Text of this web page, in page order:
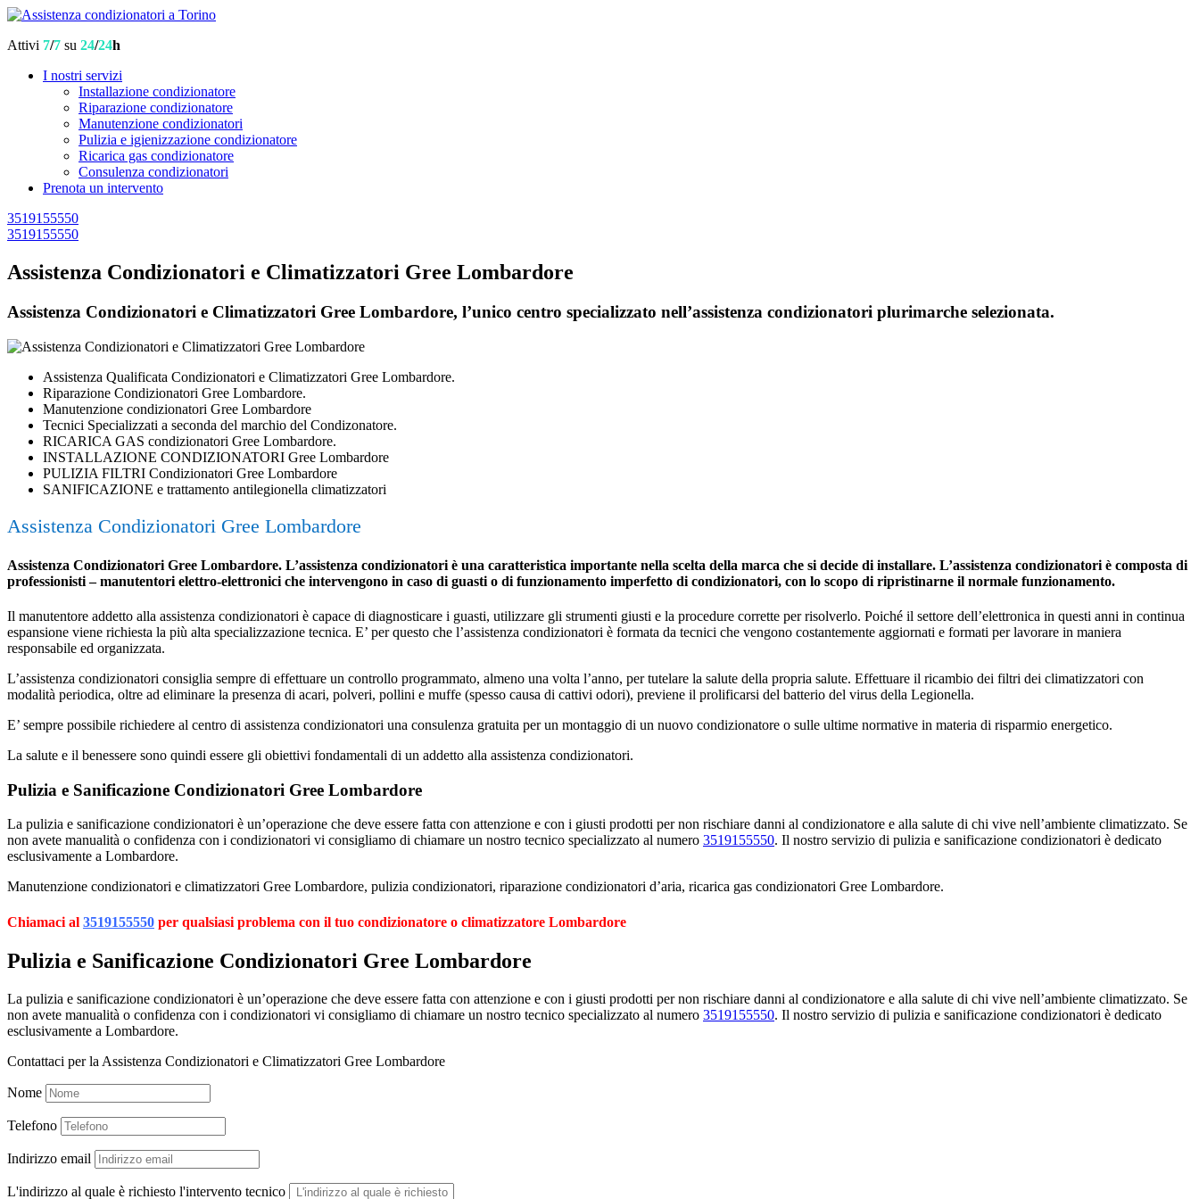
Attivi 7/7 su 24/24h
I nostri servizi
Installazione condizionatore
Riparazione condizionatore
Manutenzione condizionatori
Pulizia e igienizzazione condizionatore
Ricarica gas condizionatore
Consulenza condizionatori
Prenota un intervento
3519155550
3519155550
Assistenza Condizionatori e Climatizzatori Gree Lombardore
Assistenza Condizionatori e Climatizzatori Gree Lombardore, l’unico centro specializzato nell’assistenza condizionatori plurimarche selezionata.
Assistenza Qualificata Condizionatori e Climatizzatori Gree Lombardore.
Riparazione Condizionatori Gree Lombardore.
Manutenzione condizionatori Gree Lombardore
Tecnici Specializzati a seconda del marchio del Condizonatore.
RICARICA GAS condizionatori Gree Lombardore.
INSTALLAZIONE CONDIZIONATORI Gree Lombardore
PULIZIA FILTRI Condizionatori Gree Lombardore
SANIFICAZIONE e trattamento antilegionella climatizzatori
Assistenza Condizionatori Gree Lombardore
Assistenza Condizionatori Gree Lombardore. L’assistenza condizionatori è una caratteristica importante nella scelta della marca che si decide di installare. L’assistenza condizionatori è composta di
professionisti – manutentori elettro-elettronici che intervengono in caso di guasti o di funzionamento imperfetto di condizionatori, con lo scopo di ripristinarne il normale funzionamento.
Il manutentore addetto alla assistenza condizionatori è capace di diagnosticare i guasti, utilizzare gli strumenti giusti e la procedure corrette per risolverlo. Poiché il settore dell’elettronica in questi anni in continua
espansione viene richiesta la più alta specializzazione tecnica. E’ per questo che l’assistenza condizionatori è formata da tecnici che vengono costantemente aggiornati e formati per lavorare in maniera
responsabile ed organizzata.
L’assistenza condizionatori consiglia sempre di effettuare un controllo programmato, almeno una volta l’anno, per tutelare la salute della propria salute. Effettuare il ricambio dei filtri dei climatizzatori con
modalità periodica, oltre ad eliminare la presenza di acari, polveri, pollini e muffe (spesso causa di cattivi odori), previene il prolificarsi del batterio del virus della Legionella.
E’ sempre possibile richiedere al centro di assistenza condizionatori una consulenza gratuita per un montaggio di un nuovo condizionatore o sulle ultime normative in materia di risparmio energetico.
La salute e il benessere sono quindi essere gli obiettivi fondamentali di un addetto alla assistenza condizionatori.
Pulizia e Sanificazione Condizionatori Gree Lombardore
La pulizia e sanificazione condizionatori è un’operazione che deve essere fatta con attenzione e con i giusti prodotti per non rischiare danni al condizionatore e alla salute di chi vive nell’ambiente climatizzato. Se
non avete manualità o confidenza con i condizionatori vi consigliamo di chiamare un nostro tecnico specializzato al numero 3519155550. Il nostro servizio di pulizia e sanificazione condizionatori è dedicato
esclusivamente a Lombardore.
Manutenzione condizionatori e climatizzatori Gree Lombardore, pulizia condizionatori, riparazione condizionatori d’aria, ricarica gas condizionatori Gree Lombardore.
Chiamaci al 3519155550 per qualsiasi problema con il tuo condizionatore o climatizzatore Lombardore
Pulizia e Sanificazione Condizionatori Gree Lombardore
La pulizia e sanificazione condizionatori è un’operazione che deve essere fatta con attenzione e con i giusti prodotti per non rischiare danni al condizionatore e alla salute di chi vive nell’ambiente climatizzato. Se
non avete manualità o confidenza con i condizionatori vi consigliamo di chiamare un nostro tecnico specializzato al numero 3519155550. Il nostro servizio di pulizia e sanificazione condizionatori è dedicato
esclusivamente a Lombardore.
Contattaci per la Assistenza Condizionatori e Climatizzatori Gree Lombardore
Nome
Telefono
Indirizzo email
L'indirizzo al quale è richiesto l'intervento tecnico